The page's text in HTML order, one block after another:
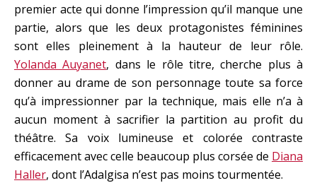
premier acte qui donne l’impression qu’il manque une
partie, alors que les deux protagonistes féminines
sont elles pleinement à la hauteur de leur rôle.
Yolanda Auyanet, dans le rôle titre, cherche plus à
donner au drame de son personnage toute sa force
qu’à impressionner par la technique, mais elle n’a à
aucun moment à sacrifier la partition au profit du
théâtre. Sa voix lumineuse et colorée contraste
efficacement avec celle beaucoup plus corsée de Diana
Haller, dont l’Adalgisa n’est pas moins tourmentée.